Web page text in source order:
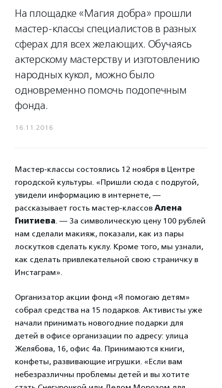
На площадке «Магия добра» прошли
мастер-классы специалистов в разных
сферах для всех желающих. Обучаясь
актерскому мастерству и изготовлению
народных кукол, можно было
одновременно помочь подопечным
фонда.
16.11.2016
Мастер-классы состоялись 12 ноября в Центре
городской культуры. «Пришли сюда с подругой,
увидели информацию в интернете, —
рассказывает гость мастер-классов Алена
Гнитиева. — За символическую цену 100 рублей
нам сделали макияж, показали, как из пары
лоскутков сделать куклу. Кроме того, мы узнали,
как сделать привлекательной свою страничку в
Инстаграм».
Организатор акции фонд «Я помогаю детям»
собрал средства на 15 подарков. Активисты уже
начали принимать новогодние подарки для
детей в офисе организации по адресу: улица
Желябова, 16, офис 4а. Принимаются книги,
конфеты, развивающие игрушки. «Если вам
небезразличны проблемы детей и вы хотите